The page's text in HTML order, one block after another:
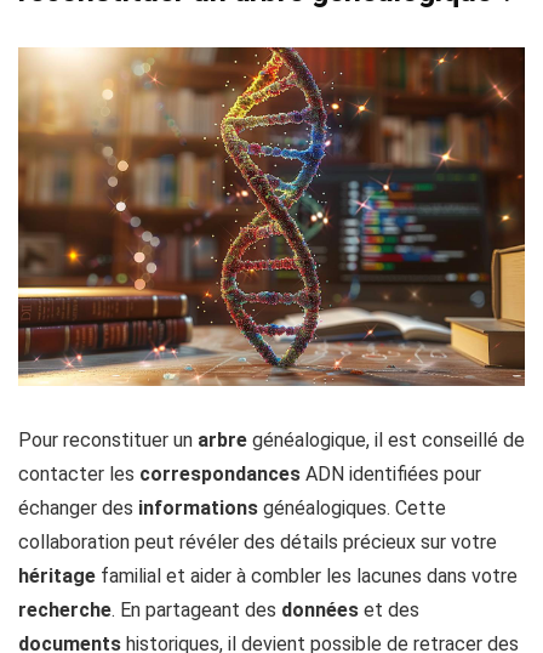
Pour reconstituer un arbre généalogique, il est conseillé de
contacter les correspondances ADN identifiées pour
échanger des informations généalogiques. Cette
collaboration peut révéler des détails précieux sur votre
héritage familial et aider à combler les lacunes dans votre
recherche. En partageant des données et des
documents historiques, il devient possible de retracer des